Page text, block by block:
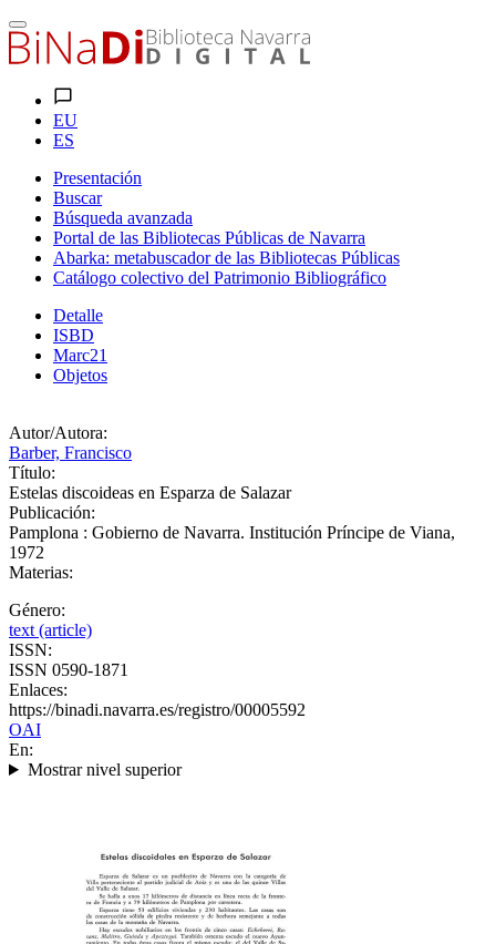
EU
ES
Presentación
Buscar
Búsqueda avanzada
Portal de las Bibliotecas Públicas de Navarra
Abarka: metabuscador de las Bibliotecas Públicas
Catálogo colectivo del Patrimonio Bibliográfico
Detalle
ISBD
Marc21
Objetos
Autor/Autora:
Barber, Francisco
Título:
Estelas discoideas en Esparza de Salazar
Publicación:
Pamplona : Gobierno de Navarra. Institución Príncipe de Viana,
1972
Materias:
Género:
text (article)
ISSN:
ISSN 0590-1871
Enlaces:
https://binadi.navarra.es/registro/00005592
OAI
En:
Mostrar nivel superior